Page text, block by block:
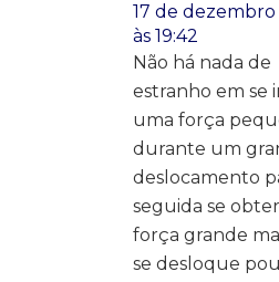
17 de dezembro
às 19:42
Não há nada de
estranho em se
uma força
durante um
deslocamento
seguida se
força grande
se desloque